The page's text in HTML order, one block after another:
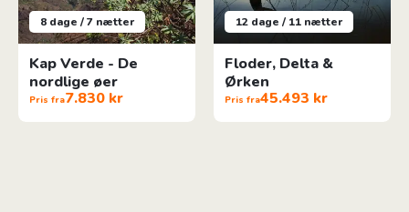
8 dage / 7 nætter
Kap Verde - De
nordlige øer
Pris fra7.830 kr
12 dage / 11 nætter
Floder, Delta &
Ørken
Pris fra45.493 kr